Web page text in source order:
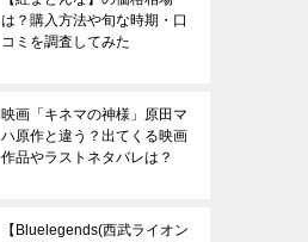
は？購入方法や旬な時期・口
コミを調査してみた
映画「キネマの神様」原田マ
ハ原作と違う？出てくる映画
作品やラストネタバレは？
【Bluelegends(西武ライオン